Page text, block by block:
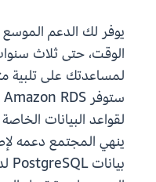
الوقت، حتى ثلاث
لمساعدتك على تلبية
ينهي المجتمع دعمه